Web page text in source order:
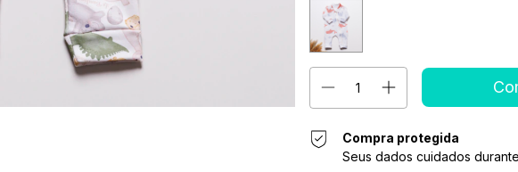
Compra protegida
Seus dados cuidados